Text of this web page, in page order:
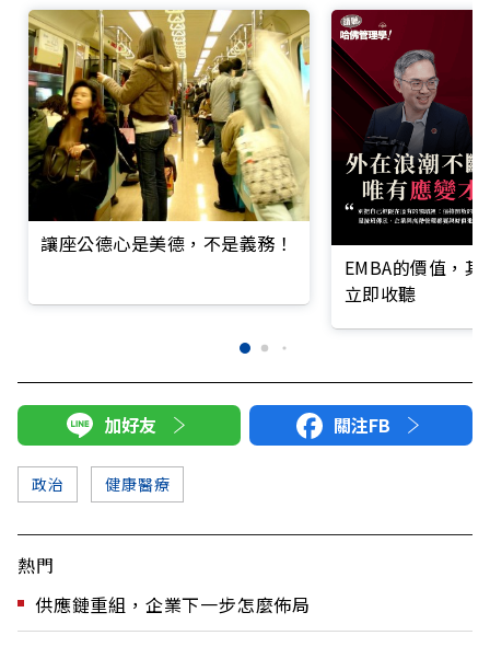
讓座公德心是美德，不是義務！
EMBA的價值，
立即收聽
加好友 關注FB
政治 健康醫療
熱門
供應鏈重組，企業下一步怎麼佈局